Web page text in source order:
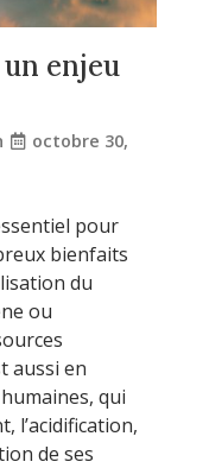
enjeu
octobre 30,
pour
bienfaits
du
ou
aussi en
qui
l’acidification,
de ses